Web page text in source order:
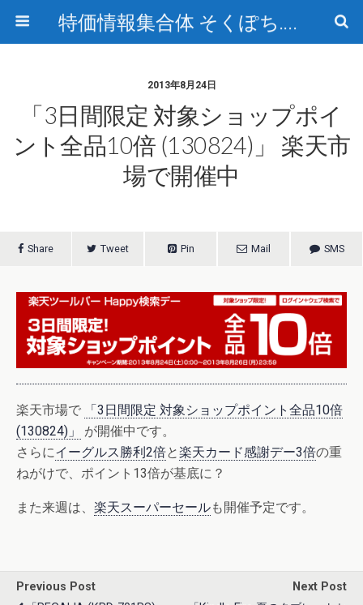
特価情報集合体 そくぽち.com
2013年8月24日
「3日間限定 対象ショップポイ
ント全品10倍 (130824)」 楽天市
場で開催中
Share Tweet Pin Mail SMS
楽天市場で
「3日間限定 対象ショップポイント全品10倍
(130824)」
が開催中です。
さらにイーグルス勝利2倍と楽天カード感謝デー3倍の重
ねがけで、ポイント13倍が基底に？
また来週は、 楽天スーパーセールも開催予定です。
Previous Post
Next Post